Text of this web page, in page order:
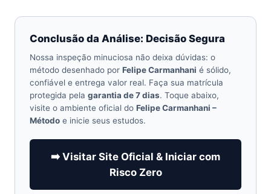
Conclusão da Análise: Decisão Segura
Nossa inspeção minuciosa não deixa dúvidas: o
método desenhado por Felipe Carmanhani é sólido,
confiável e entrega valor real. Faça sua matrícula
protegida pela garantia de 7 dias. Toque abaixo,
visite o ambiente oficial do Felipe Carmanhani –
Método e inicie seus estudos.
➡️ Visitar Site Oficial & Iniciar com
Risco Zero